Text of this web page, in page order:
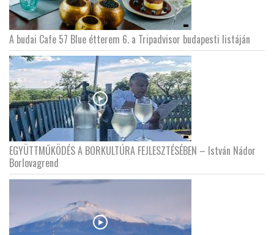
A budai Cafe 57 Blue étterem 6. a Tripadvisor budapesti listáján
EGYÜTTMŰKÖDÉS A BORKULTÚRA FEJLESZTÉSÉBEN – István Nádor
Borlovagrend